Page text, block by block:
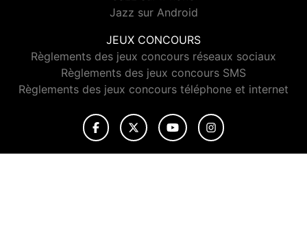
Jazz sur Android
JEUX CONCOURS
Règlements des jeux concours réseaux sociaux
Règlements des jeux concours SMS
Règlements des jeux concours téléphone et internet